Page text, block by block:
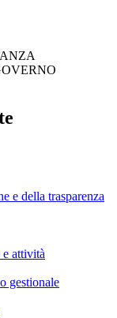
e della trasparenza
attività
gestionale